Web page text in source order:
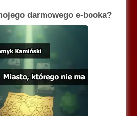
darmowego e-booka?